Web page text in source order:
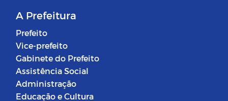
A Prefeitura
Prefeito
Vice-prefeito
Gabinete do Prefeito
Assistência Social
Administração
Educação e Cultura